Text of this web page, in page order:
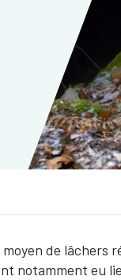
de lâchers
notamment eu